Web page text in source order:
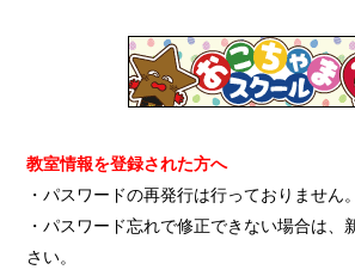
教室情報を登録された方へ
・パスワードの再発行は行っておりません。
・パスワード忘れで修正できない場合は、
さい。